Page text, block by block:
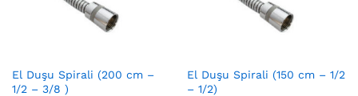
El Duşu Spirali (200 cm –
1/2 – 3/8 )
El Duşu Spirali (150 cm – 1/2
– 1/2)